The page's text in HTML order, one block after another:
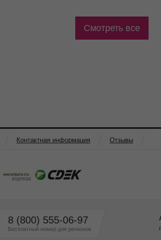
Смотреть все
Контактная информация Отзывы
8 (800) 555-06-97
Бесплатный номер для регионов